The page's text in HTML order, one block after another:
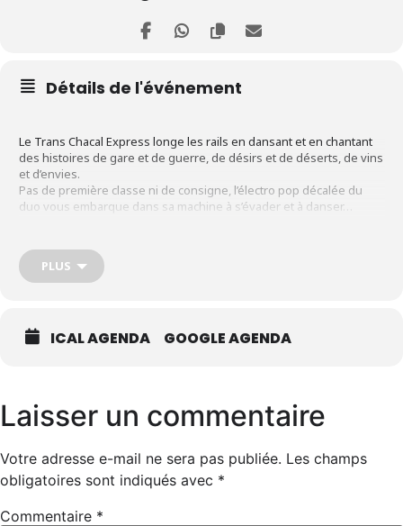
Détails de l'événement
Le Trans Chacal Express longe les rails en dansant et en chantant
des histoires de gare et de guerre, de désirs et de déserts, de vins
et d’envies.
Pas de première classe ni de consigne, l’électro pop décalée du
duo vous embarque dans sa machine à s’évader et à danser…
Le seul groupe qui parvient à faire rimer choses avec névroses et à
rythmer ses textes sur de l’électropop funk-isé par une flûte, est
un duo blésois : Jean (Chant-synthés-flûtes-harmonica-mélodica) et
textes seront projetées pendant le concert.
PLUS
ICAL AGENDA GOOGLE AGENDA
Laisser un commentaire
Votre adresse e-mail ne sera pas publiée. Les champs
obligatoires sont indiqués avec *
Commentaire *